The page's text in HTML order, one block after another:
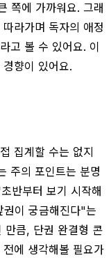
쪽에 가까워요. 그래
라가며 독자의 애정
고 볼 수 있어요. 이
향이 있어요.
집계할 수는 없지
주의 포인트는 분명
반부터 보기 시작해
이 궁금해진다"는
만큼, 단권 완결형 콘
에 생각해볼 필요가